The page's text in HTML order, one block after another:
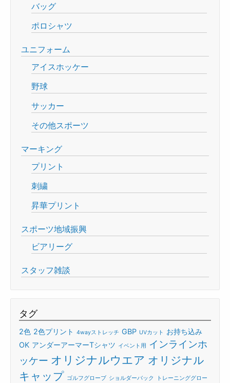
バッグ
ポロシャツ
ユニフォーム
アイスホッケー
野球
サッカー
その他スポーツ
マーキング
プリント
刺繍
昇華プリント
スポーツ地域振興
ビアリーグ
スタッフ雑談
タグ
2色 2色プリント 4wayストレッチ GBP UVカット
お持ち込み
OK アンダーアーマーTシャツ イベント用
インラインホ
ッケー オリジナルウエア オリジナル
キャップ ゴルフグローブ ショルダーバック トレーニンググロー